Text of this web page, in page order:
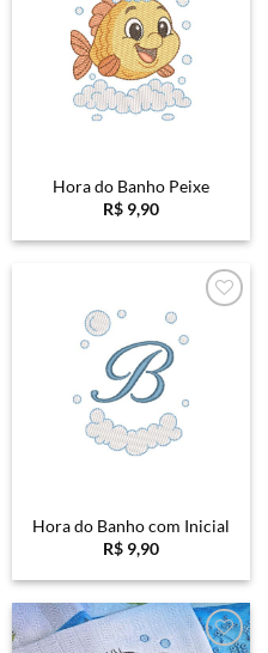
Hora do Banho Peixe
R$ 9,90
Hora do Banho com Inicial
R$ 9,90